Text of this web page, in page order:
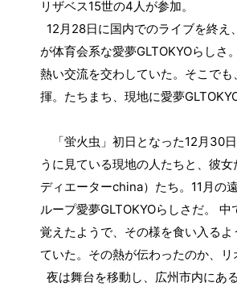
リザベス15世の4 人が参加。
12月 28日に国内でのライブを終
が体育会系な愛夢GLTOKYOらしさ
熱い交流を交わしていた。そこで
揮。たちまち、現地に愛夢
「蛍火虫」初日となった12 月 30
うに見ている現地の人たちと、彼
ディエーターchina）たち。 11 月の
ループ愛夢GLTOKYOらしさだ。 中
覚えたようで、その様を食い入る
ていた。その熱が伝わったのか、
夜は舞台を移動し、広州市内にあ